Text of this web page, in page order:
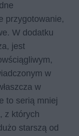
przygotowanie,
W dodatku
jest
w
w
to serią mniej
z których
starszą od